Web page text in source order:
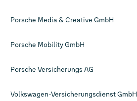
Porsche Media & Creative GmbH
Porsche Mobility GmbH
Porsche Versicherungs AG
Volkswagen-Versicherungsdienst GmbH